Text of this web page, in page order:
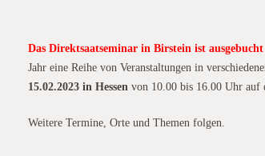
Das Direktsaatseminar in Birstein ist ausgebucht
Jahr eine Reihe von Veranstaltungen in
15.02.2023 in Hessen von 10.00 bis 16.00 Uhr auf
Weitere Termine, Orte und Themen folgen.